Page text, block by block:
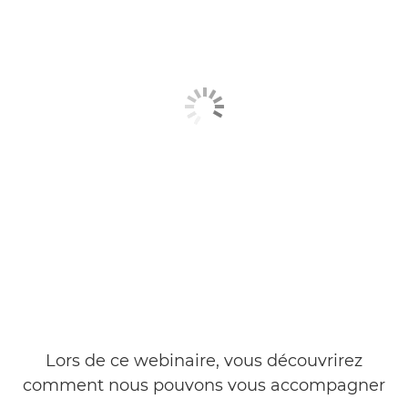
Lors de ce webinaire, vous découvrirez
comment nous pouvons vous accompagner